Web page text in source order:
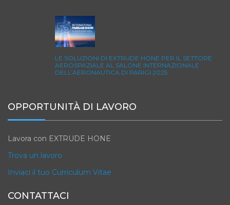
LE SOLUZIONI DI EXTRUDE HONE PER IL SETTORE
AEROSPAZIALE AL SALONE INTERNAZIONALE
DELL’AERONAUTICA DI PARIGI 2025
OPPORTUNITÀ DI LAVORO
Lavora con EXTRUDE HONE
Trova un lavoro
Inviaci il tuo Curriculum Vitae
CONTATTACI